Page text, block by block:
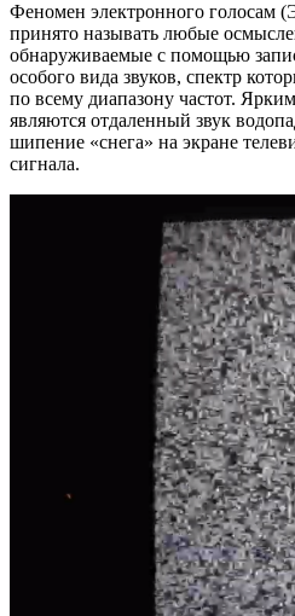
Феномен электронного
принято называть любые
обнаруживаемые с помощью
особого вида звуков, спектр
по всему диапазону частот.
являются отдаленный звук
шипение «снега» на экране
сигнала.